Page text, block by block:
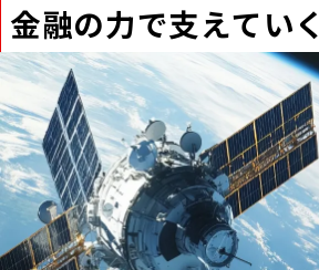
金融の力で支えていく